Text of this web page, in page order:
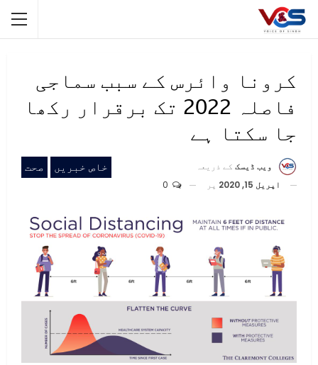
کرونا وائرس کے سبب سماجی
فاصلہ 2022 تک برقرار رکھا
جا سکتا ہے
خاص خبریں صحت ویب ڈیسک کے ذریعہ
اپریل 15, 2020
پر